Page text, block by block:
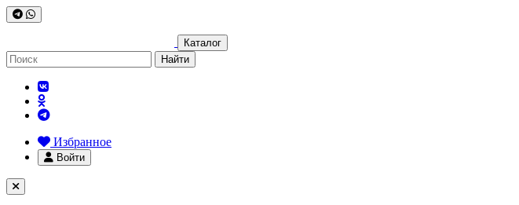
Каталог
Найти
Избранное
Войти